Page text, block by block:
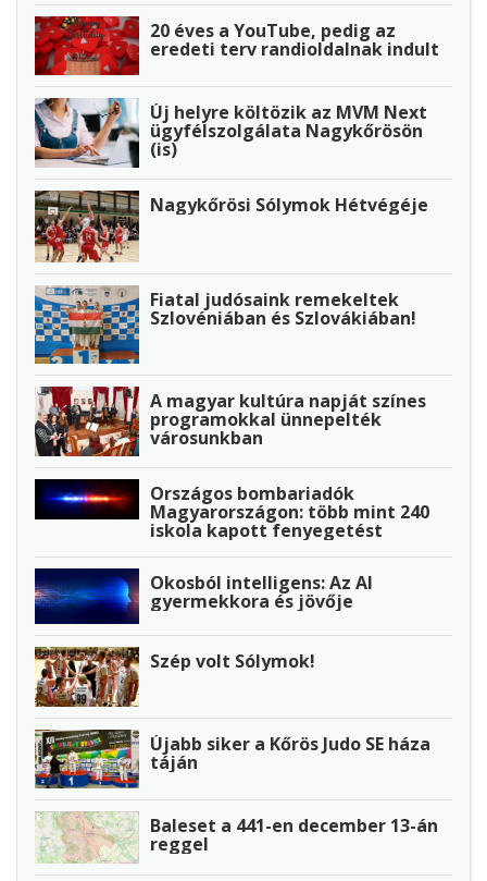
20 éves a YouTube, pedig az
eredeti terv randioldalnak indult
Új helyre költözik az MVM Next
ügyfélszolgálata Nagykőrösön
(is)
Nagykőrösi Sólymok Hétvégéje
Fiatal judósaink remekeltek
Szlovéniában és Szlovákiában!
A magyar kultúra napját színes
programokkal ünnepelték
városunkban
Országos bombariadók
Magyarországon: több mint 240
iskola kapott fenyegetést
Okosból intelligens: Az AI
gyermekkora és jövője
Szép volt Sólymok!
Újabb siker a Kőrös Judo SE háza
táján
Baleset a 441-en december 13-án
reggel